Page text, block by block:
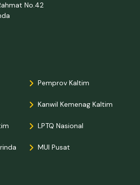
No.42
Pemprov Kaltim
Kanwil Kemenag Kaltim
LPTQ Nasional
MUI Pusat